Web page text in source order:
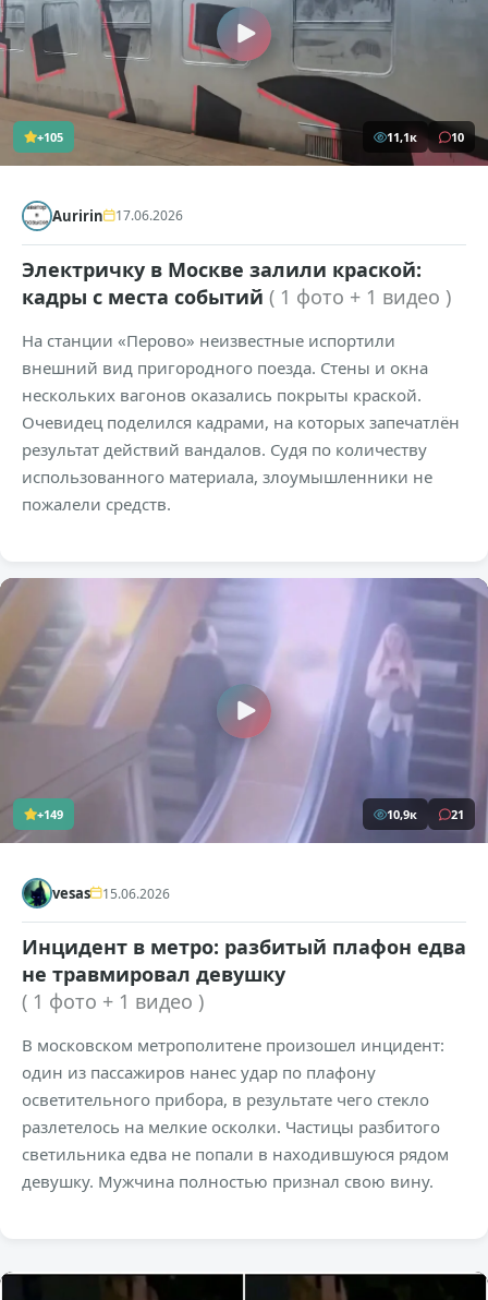
+105 11,1к 10
Auririn 17.06.2026
Электричку в Москве залили краской:
кадры с места событий ( 1 фото + 1 видео )
На станции «Перово» неизвестные испортили
внешний вид пригородного поезда. Стены и окна
нескольких вагонов оказались покрыты краской.
Очевидец поделился кадрами, на которых запечатлён
результат действий вандалов. Судя по количеству
использованного материала, злоумышленники не
пожалели средств.
+149 10,9к 21
vesas 15.06.2026
Инцидент в метро: разбитый плафон едва
не травмировал девушку
( 1 фото + 1 видео )
В московском метрополитене произошел инцидент:
один из пассажиров нанес удар по плафону
осветительного прибора, в результате чего стекло
разлетелось на мелкие осколки. Частицы разбитого
светильника едва не попали в находившуюся рядом
девушку. Мужчина полностью признал свою вину.